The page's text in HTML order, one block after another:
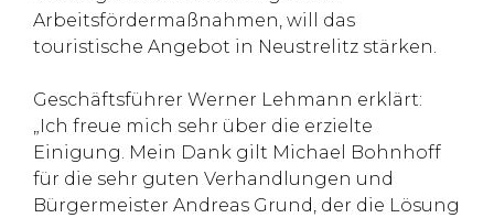
Arbeitsfördermaßnahmen, will das
touristische Angebot in Neustrelitz stärken.
Geschäftsführer Werner Lehmann erklärt:
„Ich freue mich sehr über die erzielte
Einigung. Mein Dank gilt Michael Bohnhoff
für die sehr guten Verhandlungen und
Bürgermeister Andreas Grund, der die Lösung